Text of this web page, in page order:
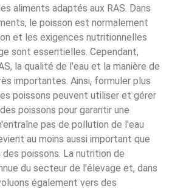
aliments adaptés aux RAS. Dans
le poisson est normalement
et les exigences nutritionnelles
sont essentielles. Cependant,
la qualité de l'eau et la manière de
importantes. Ainsi, formuler plus
poissons peuvent utiliser et gérer
poissons pour garantir une
pas de pollution de l'eau
au moins aussi important que
poissons. La nutrition de
du secteur de l'élevage et, dans
également vers des